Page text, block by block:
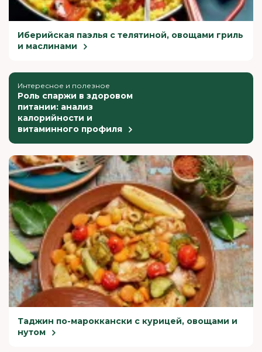
Иберийская паэлья с телятиной, овощами гриль
и маслинами
Интересное и полезное
Роль спаржи в здоровом
питании: анализ
калорийности и
витаминного профиля
Таджин по-мароккански с курицей, овощами и
нутом